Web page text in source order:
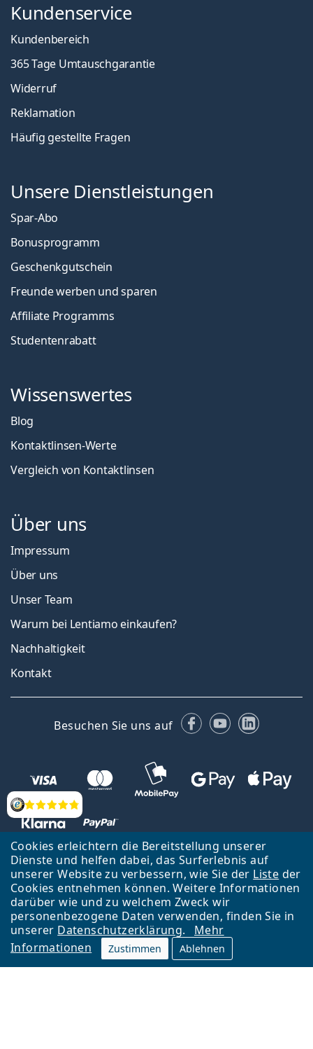
Cookies erleichtern die Bereitstellung unserer
Dienste und helfen dabei, das Surferlebnis auf
unserer Website zu verbessern, wie Sie der Liste der
Cookies entnehmen können. Weitere Informationen
darüber wie und zu welchem Zweck wir
personenbezogene Daten verwenden, finden Sie in
unserer Datenschutzerklärung.
Mehr
Informationen
Zustimmen Ablehnen
Bewertung
Kundenservice
Kundenbereich
365 Tage Umtauschgarantie
Widerruf
Reklamation
Häufig gestellte Fragen
Unsere Dienstleistungen
Spar-Abo
Bonusprogramm
Geschenkgutschein
Freunde werben und sparen
Affiliate Programms
Studentenrabatt
Wissenswertes
Blog
Kontaktlinsen-Werte
Vergleich von Kontaktlinsen
Über uns
Impressum
Über uns
Unser Team
Warum bei Lentiamo einkaufen?
Nachhaltigkeit
Kontakt
Besuchen Sie uns auf Facebook
YouTubeLinkedIn
Zurück zur Hauptseite
Nach oben
Lentiamo s.r.o., Tschechien ist Eigentümer und Betreiber des Online-
Shops Lentiamo.de
Seit 18 Jahren sind wir für Sie da.